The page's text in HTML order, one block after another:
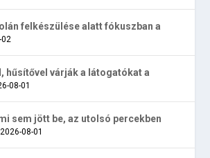
felkészülése alatt fókuszban a
02
hűsítővel várják a látogatókat a
08-01
sem jött be, az utolsó percekben
2026-08-01